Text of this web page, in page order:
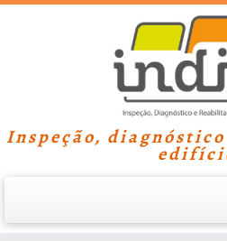
Inspeção,